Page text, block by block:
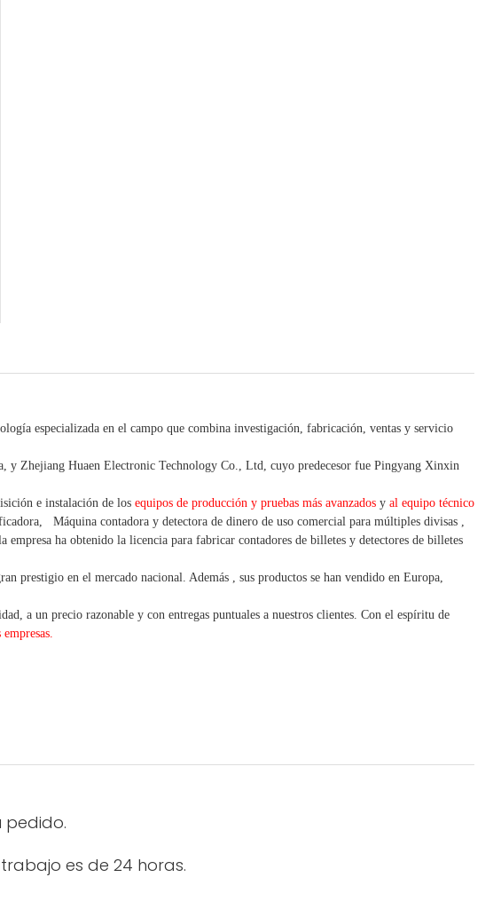
especializada en el campo que combina investigación, fabricación, ventas y servicio
Zhejiang Huaen Electronic Technology Co., Ltd, cuyo predecesor fue Pingyang Xinxin
e instalación de los equipos de producción y pruebas más avanzados y al equipo técnico
Máquina contadora y detectora de dinero de uso comercial para múltiples divisas
empresa ha obtenido la licencia para fabricar contadores de billetes y detectores de billetes
prestigio en el mercado nacional. Además
sus productos se han vendido en Europa,
a un precio razonable y con entregas puntuales a nuestros clientes. Con el espíritu de
pedido.
es de 24 horas.